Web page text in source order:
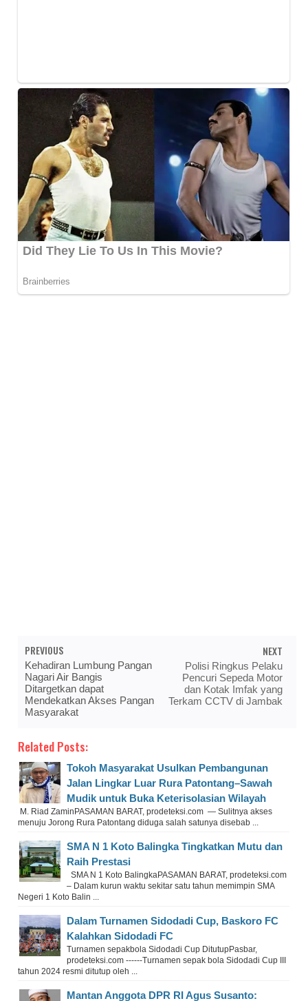
PREVIOUS
Kehadiran Lumbung Pangan
Nagari Air Bangis
Ditargetkan dapat
Mendekatkan Akses Pangan
Masyarakat
NEXT
Polisi Ringkus Pelaku
Pencuri Sepeda Motor
dan Kotak Imfak yang
Terkam CCTV di Jambak
Related Posts:
Tokoh Masyarakat Usulkan Pembangunan
Jalan Lingkar Luar Rura Patontang–Sawah
Mudik untuk Buka Keterisolasian Wilayah
M. Riad ZaminPASAMAN BARAT, prodeteksi.com — Sulitnya akses
menuju Jorong Rura Patontang diduga salah satunya disebab ...
SMA N 1 Koto Balingka Tingkatkan Mutu dan
Raih Prestasi
SMA N 1 Koto BalingkaPASAMAN BARAT, prodeteksi.com
– Dalam kurun waktu sekitar satu tahun memimpin SMA
Negeri 1 Koto Balin ...
Dalam Turnamen Sidodadi Cup, Baskoro FC
Kalahkan Sidodadi FC
Turnamen sepakbola Sidodadi Cup DitutupPasbar,
prodeteksi.com ------Turnamen sepak bola Sidodadi Cup III
tahun 2024 resmi ditutup oleh ...
Mantan Anggota DPR RI Agus Susanto: